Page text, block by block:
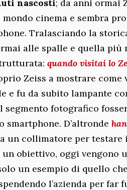
nascosti; da anni ormai
cinema e sembra
Tralasciando la
alle spalle e quella più
quando visitai lo
Zeiss a mostrare come
e fu da subito lampante
fotografico
D’altronde
un collimatore per testare
obiettivo, oggi vengono
un esempio di quello
l’azienda per far